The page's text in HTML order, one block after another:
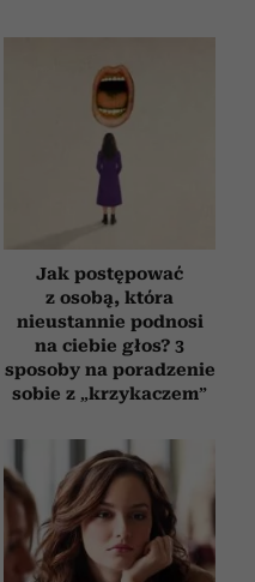
Jak postępować
z osobą, która
nieustannie podnosi
na ciebie głos? 3
sposoby na poradzenie
sobie z „krzykaczem”